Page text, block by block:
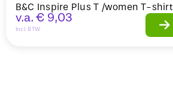
B&C Inspire Plus T /women T-shirt
v.a. € 9,03
Incl. BTW